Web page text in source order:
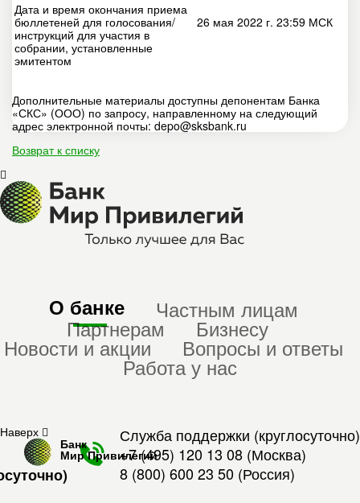
Дата и время окончания приема
бюллетеней для голосования/
инструкций для участия в
собрании, установленные
эмитентом
26 мая 2022 г. 23:59 МСК
Дополнительные материалы доступны депонентам Банка
«СКС» (ООО) по запросу, направленному на следующий
адрес электронной почты: depo@sksbank.ru
Возврат к списку
О банке Частным лицам
Партнерам Бизнесу
Новости и акции Вопросы и ответы
Работа у нас
Служба поддержки (круглосуточно)
+7 (495) 120 13 08 (Москва)
8 (800) 600 23 50 (Россия)
Наверх
Банк
Мир Привилегий